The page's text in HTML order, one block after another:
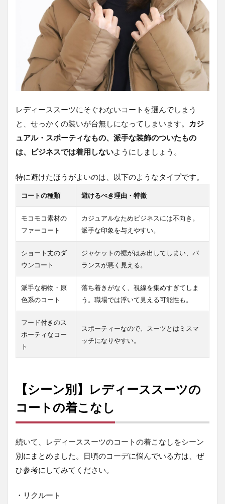
レディーススーツにそぐわないコートを選んでしまう
と、せっかくの装いが台無しになってしまいます。
カジ
ュアル・スポーティなもの、派手な装飾のついたもの
は、ビジネスでは着用しないようにしましょう。
特に避けたほうがよいのは、以下のようなタイプです。
コートの種類 避けるべき理由・特徴
モコモコ素材の
ファーコート
カジュアルなためビジネスには不向き。
派手な印象を与えやすい。
ショート丈のダ
ウンコート
ジャケットの裾がはみ出してしまい、バ
ランスが悪く見える。
派手な柄物・原
色系のコート
落ち着きがなく、視線を集めすぎてしま
う。職場では浮いて見える可能性も。
フード付きのス
ポーティなコー
ト
スポーティーなので、スーツとはミスマ
ッチになりやすい。
【シーン別】レディーススーツの
コートの着こなし
続いて、レディーススーツのコートの着こなしをシーン
別にまとめました。日頃のコーデに悩んでいる方は、ぜ
ひ参考にしてみてください。
・リクルート